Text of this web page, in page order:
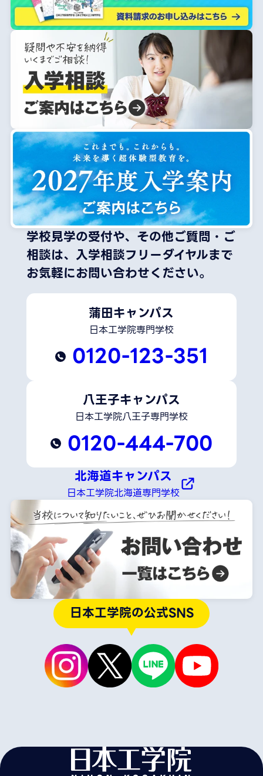
学校見学の受付や、その他ご質問・ご
相談は、 入学相談フリーダイヤルまで
お気軽にお問い合わせください。
蒲田キャンパス
日本工学院専門学校
0120-123-351
八王子キャンパス
日本工学院八王子専門学校
0120-444-700
北海道キャンパス
日本工学院北海道専門学校
日本工学院の公式SNS